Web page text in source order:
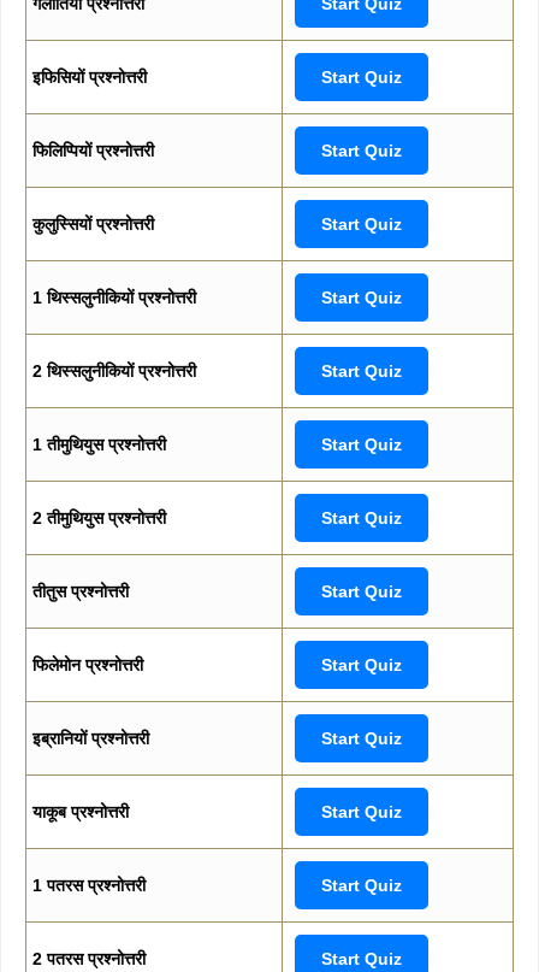
इफिसियों प्रश्नोत्तरी Start Quiz
फिलिप्पियों प्रश्नोत्तरी Start Quiz
कुलुस्सियों प्रश्नोत्तरी Start Quiz
1 थिस्सलुनीकियों प्रश्नोत्तरी Start Quiz
2 थिस्सलुनीकियों प्रश्नोत्तरी Start Quiz
1 तीमुथियुस प्रश्नोत्तरी Start Quiz
2 तीमुथियुस प्रश्नोत्तरी Start Quiz
तीतुस प्रश्नोत्तरी Start Quiz
फिलेमोन प्रश्नोत्तरी Start Quiz
इब्रानियों प्रश्नोत्तरी Start Quiz
याकूब प्रश्नोत्तरी Start Quiz
1 पतरस प्रश्नोत्तरी Start Quiz
2 पतरस प्रश्नोत्तरी Start Quiz